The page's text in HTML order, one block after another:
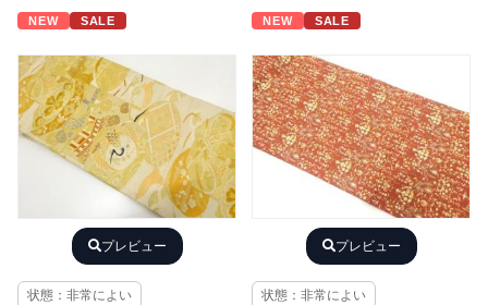
NEW SALE
プレビュー
状態：非常によい
NEW SALE
プレビュー
状態：非常によい